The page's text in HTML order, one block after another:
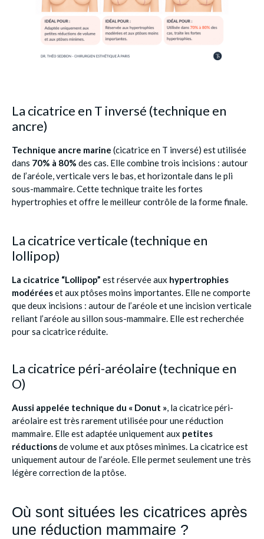
La cicatrice en T inversé (technique en
ancre)
Technique ancre marine (cicatrice en T inversé) est utilisée
dans 70% à 80% des cas. Elle combine trois incisions : autour
de l’aréole, verticale vers le bas, et horizontale dans le pli
sous-mammaire. Cette technique traite les fortes
hypertrophies et offre le meilleur contrôle de la forme finale.
La cicatrice verticale (technique en
lollipop)
La cicatrice “Lollipop” est réservée aux hypertrophies
modéréeset aux ptôses moins importantes. Elle ne comporte
que deux incisions : autour de l’aréole et une incision verticale
reliant l’aréole au sillon sous-mammaire. Elle est recherchée
pour sa cicatrice réduite.
La cicatrice péri-aréolaire (technique en
O)
Aussi appelée technique du « Donut », la cicatrice péri-
aréolaire est très rarement utilisée pour une réduction
mammaire. Elle est adaptée uniquement aux petites
réductionsde volume et aux ptôses minimes. La cicatrice est
uniquement autour de l’aréole. Elle permet seulement une très
légère correction de la ptôse.
Où sont situées les cicatrices après
une réduction mammaire ?